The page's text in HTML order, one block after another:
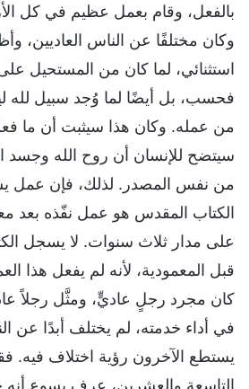
بالفعل، وقام بعمل عظيم في كل
وكان مختلفًا عن الناس
استثنائي، لما كان من المستحيل
فحسب، بل أيضًا لما وُجد سبيل لله
من عمله. وكان هذا سيثبت أن ما
سيتضح للإنسان أن روح الله وجسد
من نفس المصدر. لذلك، فإن عمل
الكتاب المقدس هو عمل نفّذه بعد
على مدار ثلاث سنوات. لا يسجل
قبل المعمودية، لأنه لم يفعل هذا
كان مجرد رجلٍ عاديٍّ، ومثَّل رجلاً
في أداء خدمته، لم يختلف أبدًا عن
يستطع الآخرون رؤية اختلاف فيه.
التاسعة والعشرين، عرف يسوع أنه